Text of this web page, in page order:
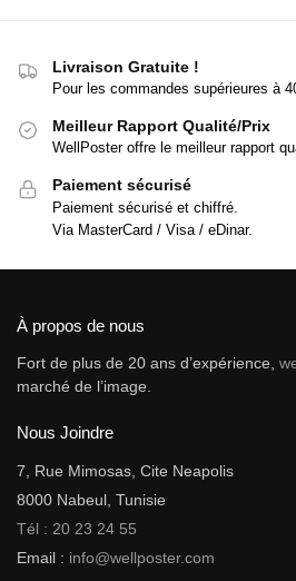
Livraison Gratuite !
Pour les commandes supérieures à
Meilleur Rapport Qualité/Prix
WellPoster offre le meilleur rapport
Paiement sécurisé
Paiement sécurisé et chiffré.
Via MasterCard / Visa / eDinar.
À propos de nous
Fort de plus de 20 ans d’expérience,
marché de l’image.
Nous Joindre
7, Rue Mimosas, Cite Neapolis
8000 Nabeul, Tunisie
Tél : 20 23 24 55
Email : info@wellposter.com